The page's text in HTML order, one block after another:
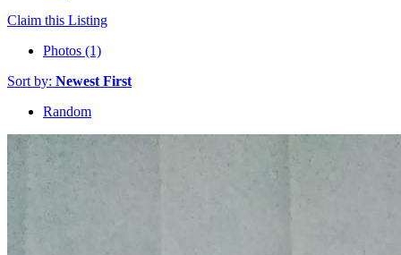
Claim this Listing
Photos (1)
Sort by: Newest First
Random